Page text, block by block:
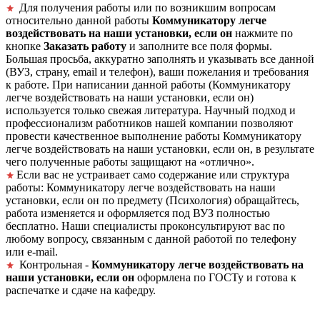
Для получения работы или по возникшим вопросам
относительно данной работы Коммуникатору легче
воздействовать на наши установки, если он нажмите по
кнопке Заказать работу и заполните все поля формы.
Большая просьба, аккуратно заполнять и указывать все данной
(ВУЗ, страну, email и телефон), ваши пожелания и требования
к работе. При написании данной работы (Коммуникатору
легче воздействовать на наши установки, если он)
используется только свежая литература. Научный подход и
профессионализм работников нашей компании позволяют
провести качественное выполнение работы Коммуникатору
легче воздействовать на наши установки, если он, в результате
чего полученные работы защищают на «отлично».
Если вас не устраивает само содержание или структура
работы: Коммуникатору легче воздействовать на наши
установки, если он по предмету (Психология) обращайтесь,
работа изменяется и оформляется под ВУЗ полностью
бесплатно. Наши специалисты проконсультируют вас по
любому вопросу, связанным с данной работой по телефону
или e-mail.
Контрольная - Коммуникатору легче воздействовать на
наши установки, если он оформлена по ГОСТу и готова к
распечатке и сдаче на кафедру.